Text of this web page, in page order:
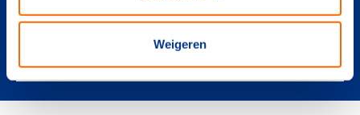
Weigeren
herbert.wolff@nocnsf.nl